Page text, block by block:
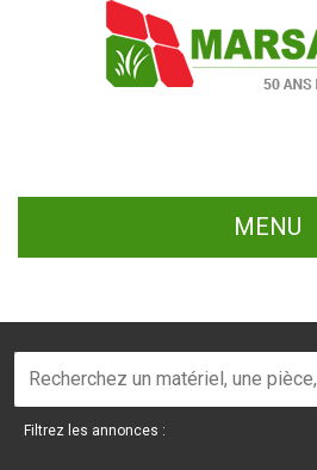
MENU
Filtrez les annonces :